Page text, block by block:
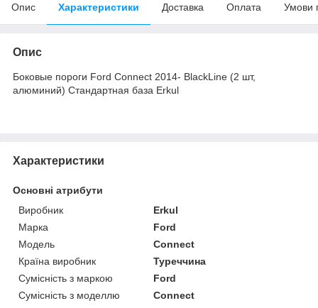
Опис Характеристики Доставка Оплата Умови
Опис
Боковые пороги Ford Connect 2014- BlackLine (2 шт,
алюминий) Стандартная база Erkul
Характеристики
Основні атрибути
Виробник
Erkul
Марка
Ford
Модель
Connect
Країна виробник
Туреччина
Сумісність з маркою
Ford
Сумісність з моделлю
Connect